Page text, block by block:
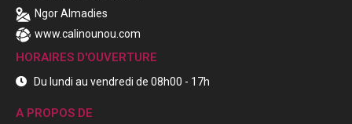
Ngor Almadies
www.calinounou.com
HORAIRES D'OUVERTURE
Du lundi au vendredi de 08h00 - 17h
A PROPOS DE